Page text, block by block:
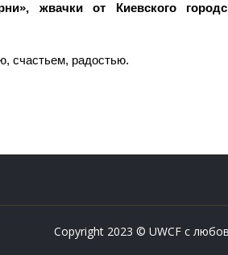
жвачки от Киевского
счастьем, радостью.
Copyright 2023 © UWCF с